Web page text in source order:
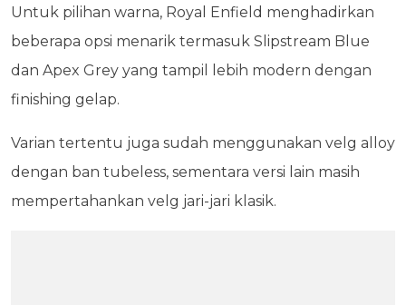
Untuk pilihan warna, Royal Enfield menghadirkan
beberapa opsi menarik termasuk Slipstream Blue
dan Apex Grey yang tampil lebih modern dengan
finishing gelap.
Varian tertentu juga sudah menggunakan velg alloy
dengan ban tubeless, sementara versi lain masih
mempertahankan velg jari-jari klasik.